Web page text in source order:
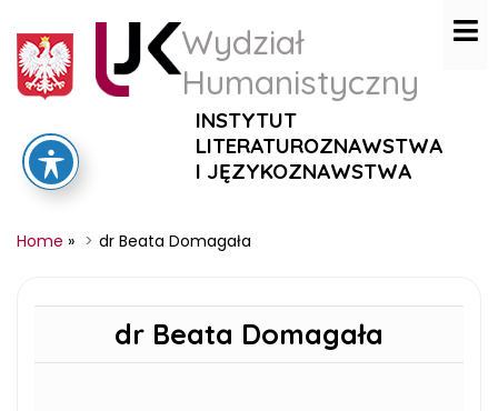
Wydział
Humanistyczny
INSTYTUT
LITERATUROZNAWSTWA
I JĘZYKOZNAWSTWA
Home » dr Beata Domagała
dr Beata Domagała